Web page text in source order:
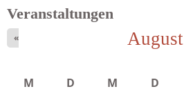
Sigune Schnabel und Philipp...
Veranstaltungen
August
«
M D M D